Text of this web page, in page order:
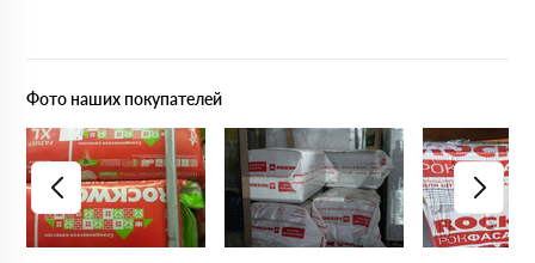
Фото наших покупателей